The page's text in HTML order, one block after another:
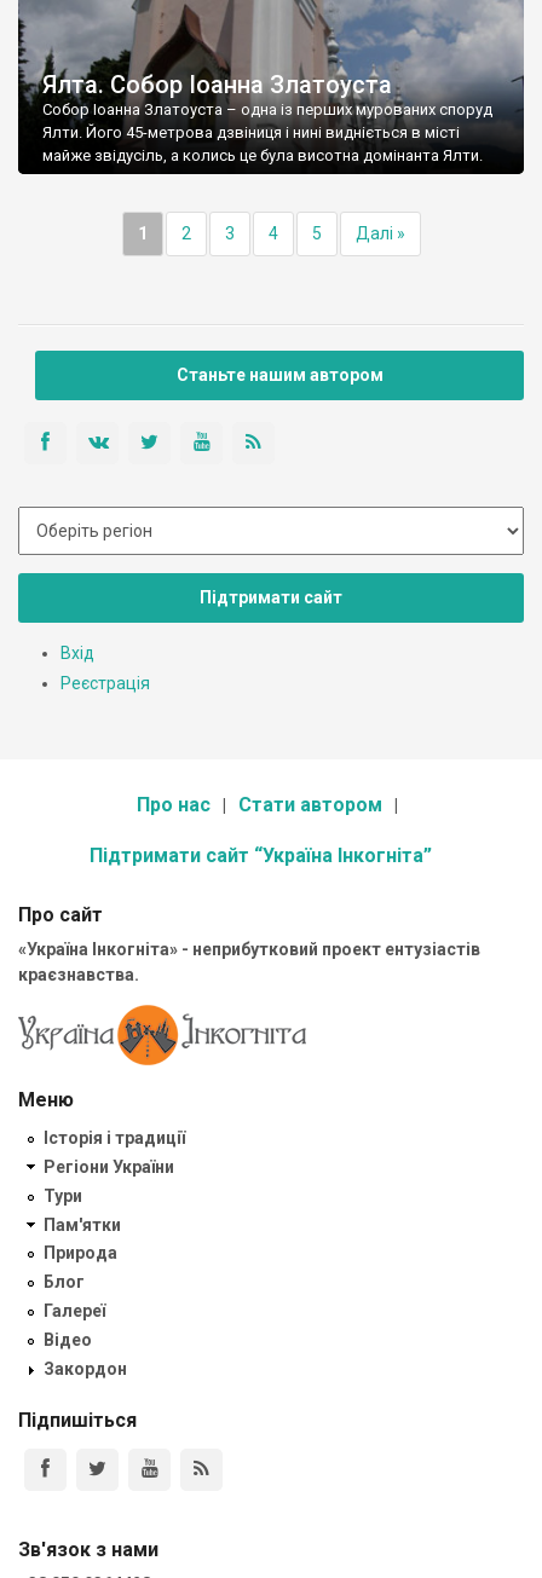
Ялта. Собор Іоанна Златоуста
Собор Іоанна Златоуста – одна із перших мурованих споруд
Ялти. Його 45-метрова дзвіниця і нині видніється в місті
майже звідусіль, а колись це була висотна домінанта Ялти.
1 2 3 4 5 Далі »
Станьте нашим автором
Підтримати сайт
Вхід
Реєстрація
Про нас Стати автором
Підтримати сайт “Україна Інкогніта”
Про сайт
«Україна Інкогніта» - неприбутковий проект ентузіастів
краєзнавства.
Меню
Історія і традиції
Регіони України
Тури
Пам'ятки
Природа
Блог
Галереї
Відео
Закордон
Підпишіться
Зв'язок з нами